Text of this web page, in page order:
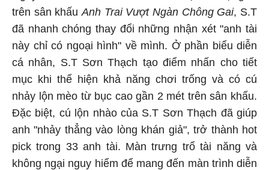
trên sân khấu Anh Trai Vượt Ngàn Chông Gai, S.T
đã nhanh chóng thay đổi những nhận xét "anh tài
này chỉ có ngoại hình" về mình. Ở phần biểu diễn
cá nhân, S.T Sơn Thạch tạo điểm nhấn cho tiết
mục khi thể hiện khả năng chơi trống và có cú
nhảy lộn mèo từ bục cao gần 2 mét trên sân khấu.
Đặc biệt, cú lộn nhào của S.T Sơn Thạch đã giúp
anh "nhảy thẳng vào lòng khán giả", trở thành hot
pick trong 33 anh tài. Màn trưng trổ tài năng và
không ngại nguy hiểm để mang đến màn trình diễn